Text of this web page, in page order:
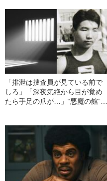
「排泄は捜査員が見ている前で
しろ」「深夜気絶から目が覚め
たら手足の爪が…」“悪魔の館”で